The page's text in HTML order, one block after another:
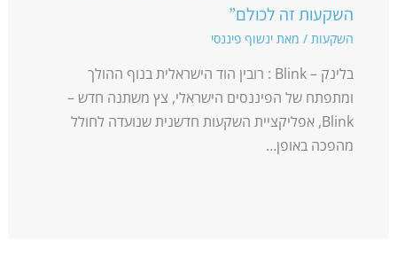
השקעות זה לכולם”
השקעות/ מאת ינשוף פיננסי
בלינק – Blink : רובין הוד הישראלית בנוף ההולך
ומתפתח של הפיננסים הישראלי, צץ משתנה חדש –
Blink, אפליקציית השקעות חדשנית שנועדה לחולל
מהפכה באופן…